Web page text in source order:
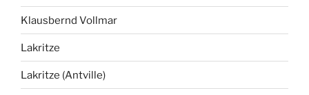
Klausbernd Vollmar
Lakritze
Lakritze (Antville)